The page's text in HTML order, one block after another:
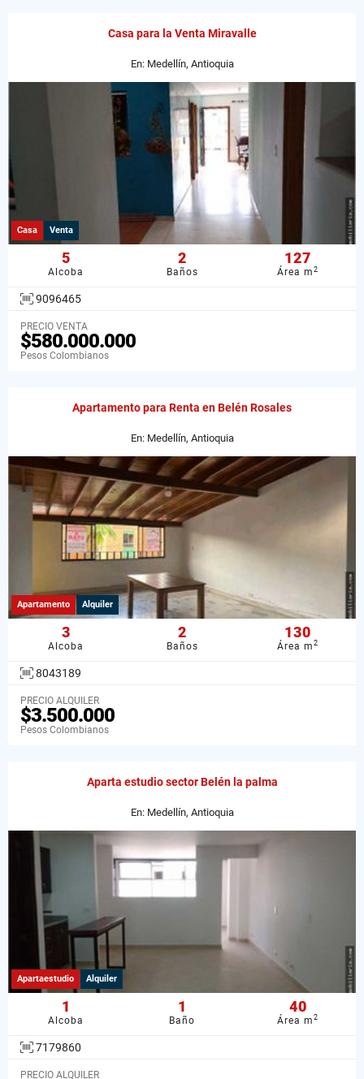
Casa para la Venta Miravalle
En: Medellín, Antioquia
Casa Venta
5
Alcoba
2
Baños
127
Área m2
9096465
PRECIO VENTA
$580.000.000
Pesos Colombianos
Apartamento para Renta en Belén Rosales
En: Medellín, Antioquia
Apartamento Alquiler
3
Alcoba
2
Baños
130
Área m2
8043189
PRECIO ALQUILER
$3.500.000
Pesos Colombianos
Aparta estudio sector Belén la palma
En: Medellín, Antioquia
Apartaestudio Alquiler
1
Alcoba
1
Baño
40
Área m2
7179860
PRECIO ALQUILER